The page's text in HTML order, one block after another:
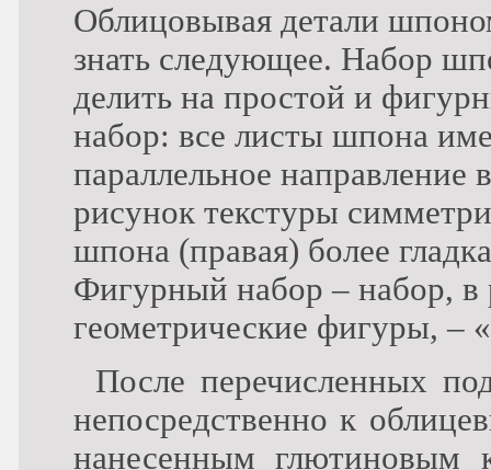
Облицовывая детали
знать следующее. Набор
делить на простой и
набор: все листы шпона
параллельное направление
рисунок текстуры
шпона (правая) более
Фигурный набор – набор, в
геометрические фигуры, –
После перечисленных
непосредственно к
нанесенным глютиновым